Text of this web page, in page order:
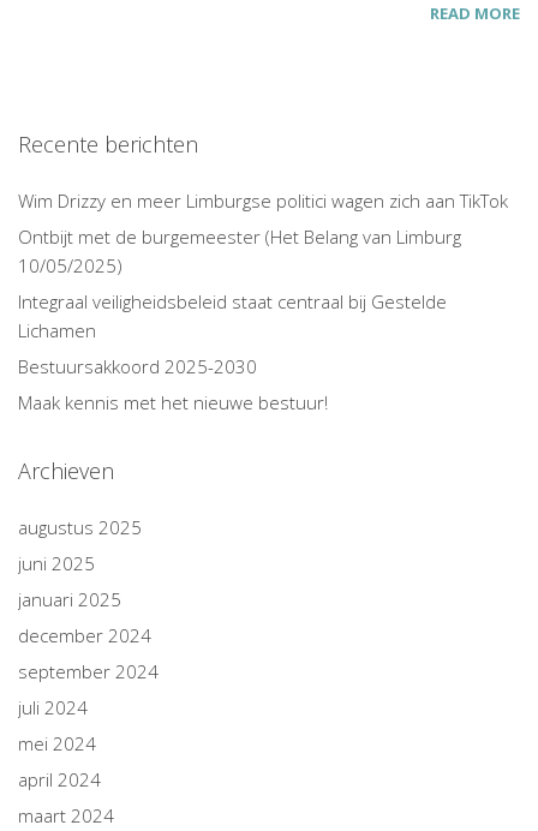
READ MORE
Recente berichten
Wim Drizzy en meer Limburgse politici wagen zich aan TikTok
Ontbijt met de burgemeester (Het Belang van Limburg
10/05/2025)
Integraal veiligheidsbeleid staat centraal bij Gestelde
Lichamen
Bestuursakkoord 2025-2030
Maak kennis met het nieuwe bestuur!
Archieven
augustus 2025
juni 2025
januari 2025
december 2024
september 2024
juli 2024
mei 2024
april 2024
maart 2024